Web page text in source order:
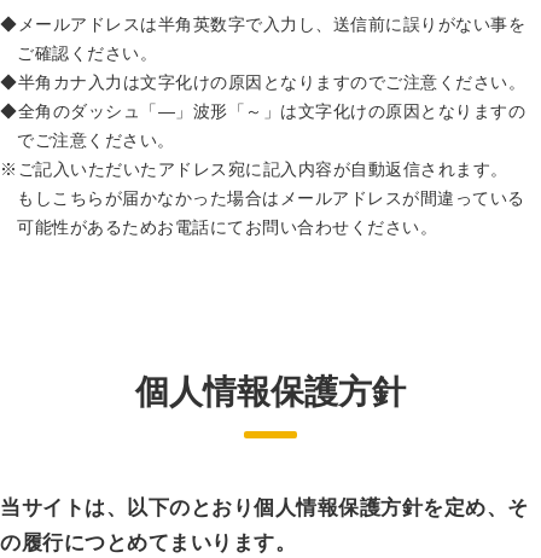
メールアドレスは半角英数字で入力し、送信前に誤りがない事を
ご確認ください。
半角カナ入力は文字化けの原因となりますのでご注意ください。
全角のダッシュ「―」波形「～」は文字化けの原因となりますの
でご注意ください。
ご記入いただいたアドレス宛に記入内容が自動返信されます。
もしこちらが届かなかった場合はメールアドレスが間違っている
可能性があるためお電話にてお問い合わせください。
個人情報保護方針
当サイトは、以下のとおり個人情報保護方針を定め、そ
の履行につとめてまいります。